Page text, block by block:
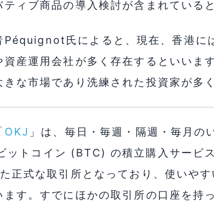
ィブ商品の導入検討が含まれている
Péquignot氏によると、現在、香港に
資産運用会社が多く存在するといいま
な市場であり洗練された投資家が多
OKJ 」は、毎日・毎週・隔週・毎月
トコイン (BTC) の積立購入サービ
正式な取引所となっており、使いや
す。すでにほかの取引所の口座を持